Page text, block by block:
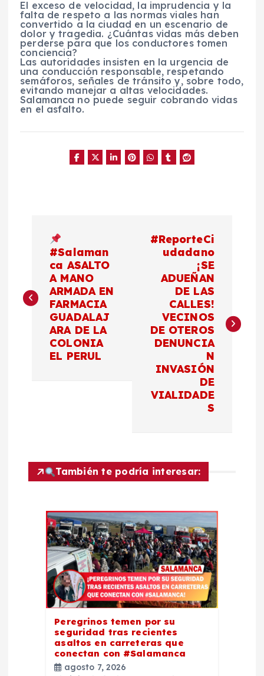
El exceso de velocidad, la imprudencia y la
falta de respeto a las normas viales han
convertido a la ciudad en un escenario de
dolor y tragedia. ¿Cuántas vidas más deben
perderse para que los conductores tomen
conciencia?
Las autoridades insisten en la urgencia de
una conducción responsable, respetando
semáforos, señales de tránsito y, sobre todo,
evitando manejar a altas velocidades.
Salamanca no puede seguir cobrando vidas
en el asfalto.
v
e
ó
n
#Salaman
ca ASALTO
A MANO
ARMADA EN
FARMACIA
GUADALAJ
ARA DE LA
COLONIA
EL PERUL
#ReporteCi
udadano
¡SE
ADUEÑAN
DE LAS
CALLES!
VECINOS
DE OTEROS
DENUNCIA
N
INVASIÓN
DE
VIALIDADE
S
También te podría interesar:
Peregrinos temen por su
seguridad tras recientes
asaltos en carreteras que
conectan con #Salamanca
agosto 7, 2026